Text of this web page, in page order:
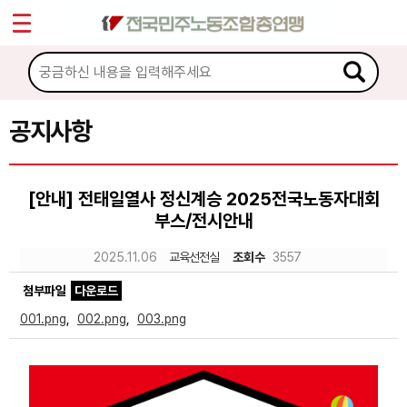
공지사항
[안내] 전태일열사 정신계승 2025전국노동자대회
부스/전시안내
2025.11.06 교육선전실 조회수 3557
첨부파일
다운로드
001.png
002.png 003.png
마이페이지
소개
소식
공지사항
성명·보도
노동상담
자료
Sketchbook5, 스케치북5
Sketchbook5, 스케치북5